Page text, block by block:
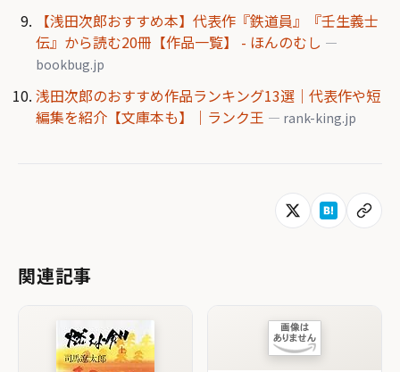
【浅田次郎おすすめ本】代表作『鉄道員』『壬生義士
伝』から読む20冊【作品一覧】 - ほんのむし —
bookbug.jp
浅田次郎のおすすめ作品ランキング13選｜代表作や短
編集を紹介【文庫本も】｜ランク王 — rank-king.jp
関連記事